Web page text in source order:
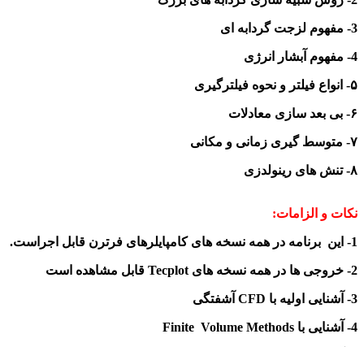
3- مفهوم لزجت گردابه ای
4- مفهوم آبشار انرژی
۵- انواع فیلتر و نحوه فیلترگیری
۶- بی بعد سازی معادلات
۷- متوسط گیری زمانی و مکانی
۸- تنش های رینولدزی
نکات و الزامات:
1- این برنامه در همه نسخه های کامپایلرهای فرترن قابل اجراست.
2- خروجی ها در همه نسخه های Tecplot قابل مشاهده است
3- آشنایی اولیه با CFD آشفتگی
4- آشنایی با Finite Volume Methods